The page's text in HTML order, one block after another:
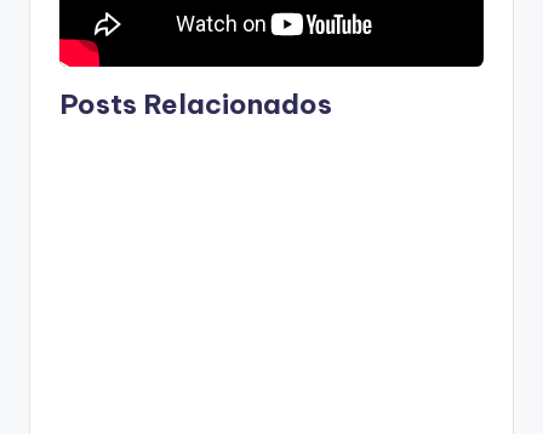
Posts Relacionados